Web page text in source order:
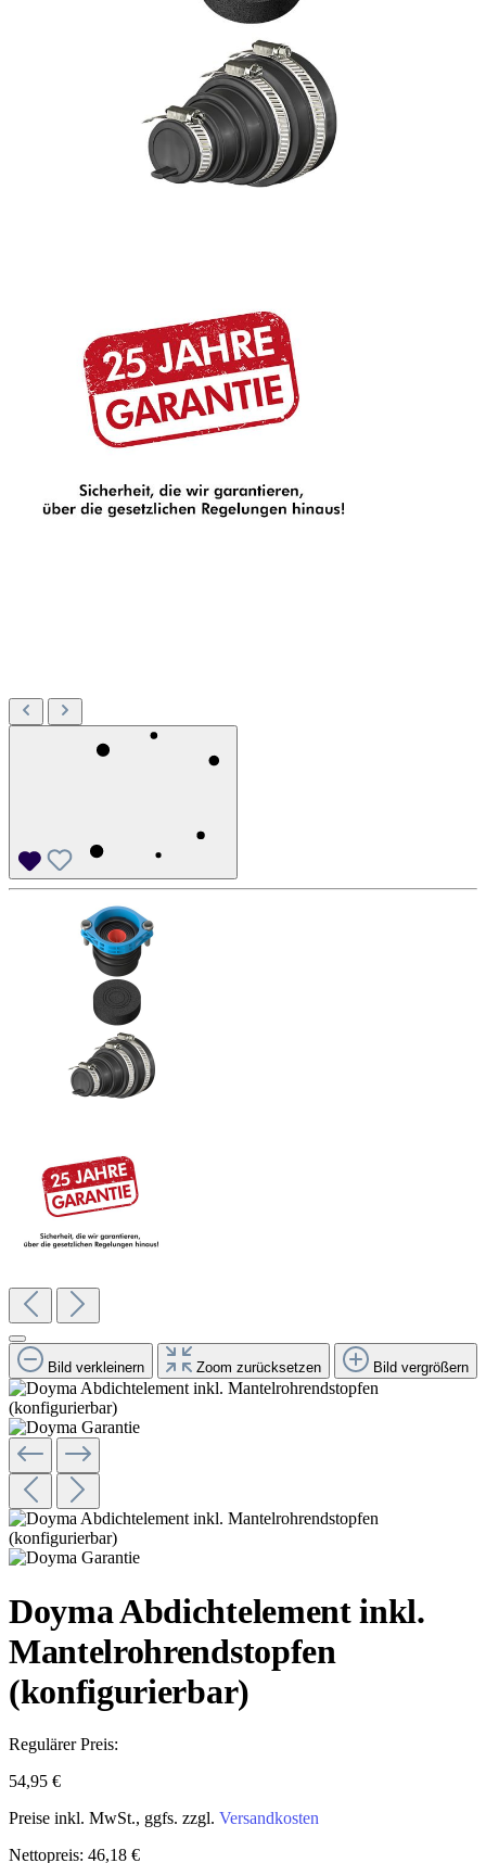
Bild verkleinern Zoom zurücksetzen Bild vergrößern
Doyma Abdichtelement inkl.
Mantelrohrendstopfen
(konfigurierbar)
Regulärer Preis:
54,95 €
Preise inkl. MwSt., ggfs. zzgl. Versandkosten
Nettopreis: 46,18 €